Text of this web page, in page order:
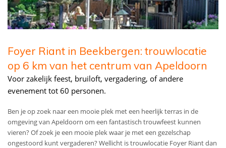
Foyer Riant in Beekbergen: trouwlocatie
op 6 km van het centrum van Apeldoorn
Voor zakelijk feest, bruiloft, vergadering, of andere
evenement tot 60 personen.
Ben je op zoek naar een mooie plek met een heerlijk terras in de
omgeving van Apeldoorn om een fantastisch trouwfeest kunnen
vieren? Of zoek je een mooie plek waar je met een gezelschap
ongestoord kunt vergaderen? Wellicht is trouwlocatie Foyer Riant dan